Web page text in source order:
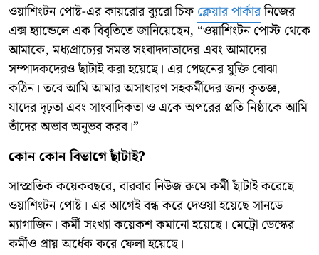
ওয়াশিংটন পোষ্ট-এর কায়রোর ব্যুরো চিফ ক্লেয়ার পার্কারনিজের
এক্স হ্যান্ডেলে এক বিবৃতিতে জানিয়েছেন, “ওয়াশিংটন পোস্ট থেকে
আমাকে, মধ্যপ্রাচ্যের সমস্ত সংবাদদাতাদের এবং আমাদের
সম্পাদকদেরও ছাঁটাই করা হয়েছে। এর পেছনের যুক্তি বোঝা
কঠিন। তবে আমি আমার অসাধারণ সহকর্মীদের জন্য কৃতজ্ঞ,
যাদের দৃঢ়তা এবং সাংবাদিকতা ও একে অপরের প্রতি নিষ্ঠাকে আমি
তাঁদের অভাব অনুভব করব।”
কোন কোন বিভাগে ছাঁটাই?
সাম্প্রতিক কয়েকবছরে, বারবার নিউজ রুমে কর্মী ছাঁটাই করেছে
ওয়াশিংটন পোষ্ট। এর আগেই বন্ধ করে দেওয়া হয়েছে সানডে
ম্যাগাজিন। কর্মী সংখ্যা কয়েকশ কমানো হয়েছে। মেট্রো ডেস্কের
কর্মীও প্রায় অর্ধেক করে ফেলা হয়েছে।